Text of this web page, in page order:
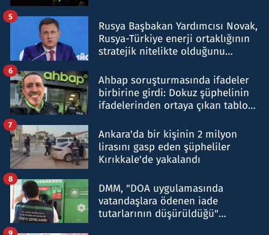
Rusya Başbakan Yardımcısı Novak,
Rusya-Türkiye enerji ortaklığının
stratejik nitelikte olduğunu
5
Ahbap soruşturmasında ifadeler
birbirine girdi: Dokuz şüphelinin
ifadelerinden ortaya çıkan tablo
6
Ankara'da bir kişinin 2 milyon
lirasını gasp eden şüpheliler
Kırıkkale'de yakalandı
7
DMM, "DOA uygulamasında
vatandaşlara ödenen iade
tutarlarının düşürüldüğü"
8
9